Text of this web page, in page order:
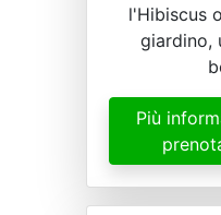
l'Hibiscus
giardino,
Più